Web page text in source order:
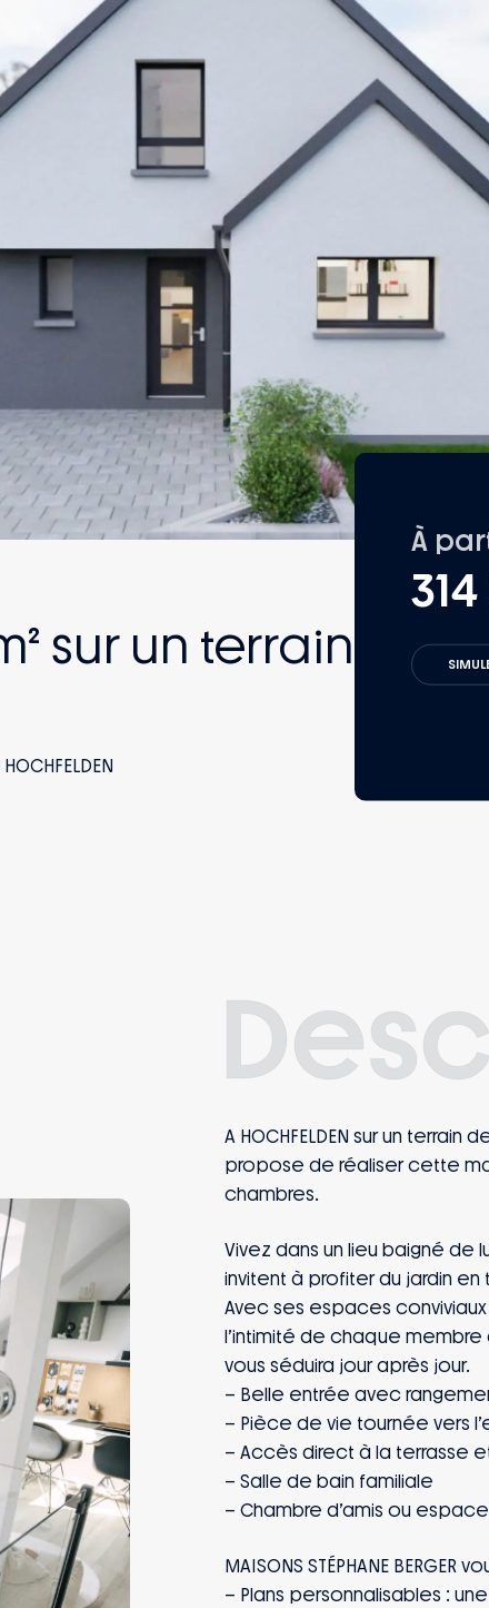
sur un terrain
À
A HOCHFELDEN sur un terrain
propose de réaliser cette
chambres.
Vivez dans un lieu baigné de
invitent à profiter du jardin en
Avec ses espaces
l’intimité de chaque
vous séduira jour après jour.
– Belle entrée avec
– Pièce de vie tournée vers
– Accès direct à la terrasse
– Salle de bain familiale
– Chambre d’amis ou
– Plans personnalisables :